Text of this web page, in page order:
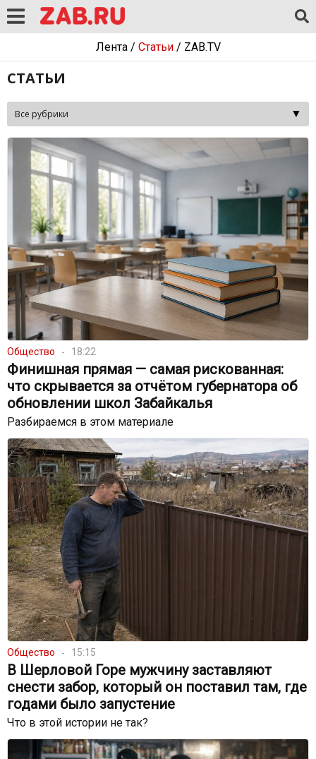
Лента/ Статьи/ ZAB.TV
СТАТЬИ
Общество 18:22
Финишная прямая — самая рискованная:
что скрывается за отчётом губернатора об
обновлении школ Забайкалья
Разбираемся в этом материале
Общество 15:15
В Шерловой Горе мужчину заставляют
снести забор, который он поставил там, где
годами было запустение
Что в этой истории не так?